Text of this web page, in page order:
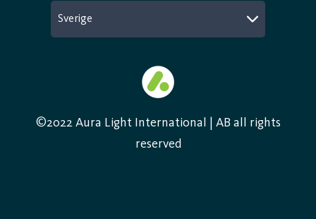
Sverige
©2022 Aura Light International | AB all rights
reserved